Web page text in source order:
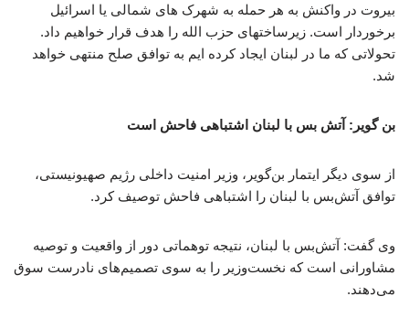
بیروت در واکنش به هر حمله به شهرک های شمالی یا اسرائیل
برخوردار است. زیرساختهای حزب الله را هدف قرار خواهیم داد.
تحولاتی که ما در لبنان ایجاد کرده ایم به توافق صلح منتهی خواهد
شد.
بن گویر: آتش بس با لبنان اشتباهی فاحش است
از سوی دیگر ایتمار بن‌گویر، وزیر امنیت داخلی رژیم صهیونیستی،
توافق آتش‌بس با لبنان را اشتباهی فاحش توصیف کرد.
وی گفت: آتش‌بس با لبنان، نتیجه توهماتی دور از واقعیت و توصیه
مشاورانی است که نخست‌وزیر را به سوی تصمیم‌های نادرست سوق
می‌دهند.